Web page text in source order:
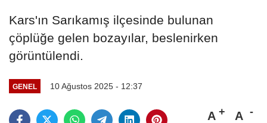
Kars'ın Sarıkamış ilçesinde bulunan
çöplüğe gelen bozayılar, beslenirken
görüntülendi.
GENEL 10 Ağustos 2025 - 12:37
A A